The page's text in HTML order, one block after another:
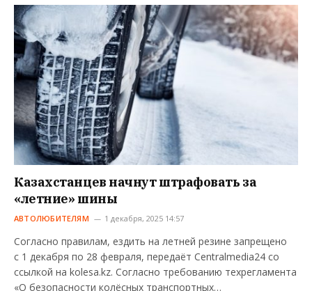
Казахстанцев начнут штрафовать за
«летние» шины
АВТОЛЮБИТЕЛЯМ 1 декабря, 2025 14:57
Согласно правилам, ездить на летней резине запрещено
с 1 декабря по 28 февраля, передаёт Centrаlmedia24 со
ссылкой на kolesa.kz. Согласно требованию техрегламента
«О безопасности колёсных транспортных…